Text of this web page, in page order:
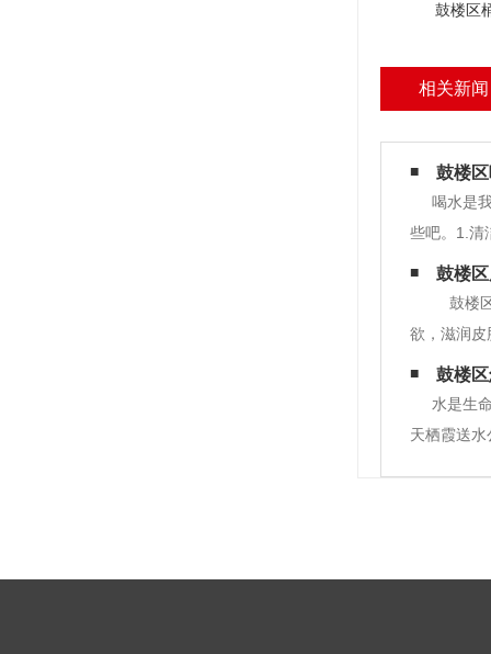
鼓楼区
相关新闻
鼓楼
喝水是
些吧。1.清
易清除。
的发病率
鼓楼
鼓楼区
欲，滋润皮
天8杯水
不应减少饮
鼓楼
水是生
天栖霞送